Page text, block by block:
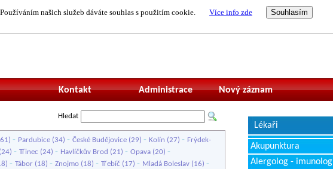
našich služeb dáváte souhlas s použitím cookie. Více info zde
Nový záznam
Administrace
Kontakt
Hledat
- Pardubice (34) - České Budějovice (29) - Kolín (27) - Frýdek-
(24) - Třinec (24) - Havlíčkův Brod (21) - Opava (20) -
- Tábor (18) - Znojmo (18) - Třebíč (17) - Mladá Boleslav (16) -
Lékaři
Akupunktura
Alergolog - imunolog